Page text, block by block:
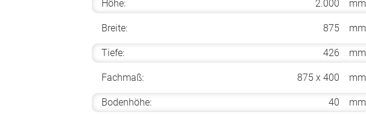
Höhe: 2.000 mm
Breite: 875 mm
Tiefe: 426 mm
Fachmaß: 875 x 400 mm
Bodenhöhe: 40 mm